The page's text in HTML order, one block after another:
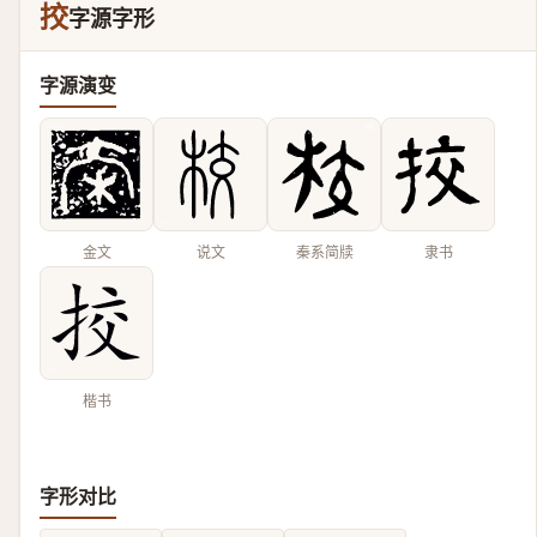
挍字源字形
字源演变
金文 说文 秦系简牍 隶书
楷书
字形对比